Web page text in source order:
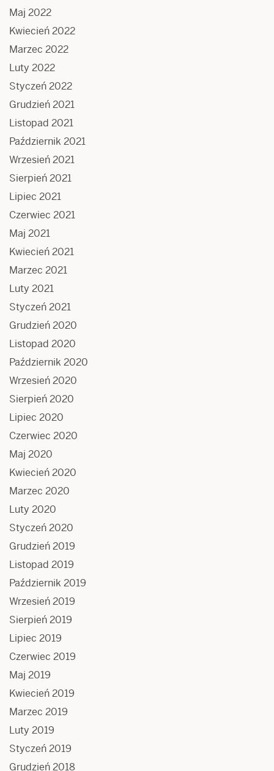
Maj 2022
Kwiecień 2022
Marzec 2022
Luty 2022
Styczeń 2022
Grudzień 2021
Listopad 2021
Październik 2021
Wrzesień 2021
Sierpień 2021
Lipiec 2021
Czerwiec 2021
Maj 2021
Kwiecień 2021
Marzec 2021
Luty 2021
Styczeń 2021
Grudzień 2020
Listopad 2020
Październik 2020
Wrzesień 2020
Sierpień 2020
Lipiec 2020
Czerwiec 2020
Maj 2020
Kwiecień 2020
Marzec 2020
Luty 2020
Styczeń 2020
Grudzień 2019
Listopad 2019
Październik 2019
Wrzesień 2019
Sierpień 2019
Lipiec 2019
Czerwiec 2019
Maj 2019
Kwiecień 2019
Marzec 2019
Luty 2019
Styczeń 2019
Grudzień 2018